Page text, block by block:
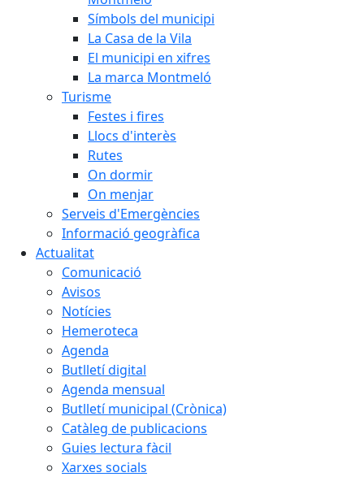
Símbols del municipi
La Casa de la Vila
El municipi en xifres
La marca Montmeló
Turisme
Festes i fires
Llocs d'interès
Rutes
On dormir
On menjar
Serveis d'Emergències
Informació geogràfica
Actualitat
Comunicació
Avisos
Notícies
Hemeroteca
Agenda
Butlletí digital
Agenda mensual
Butlletí municipal (Crònica)
Catàleg de publicacions
Guies lectura fàcil
Xarxes socials